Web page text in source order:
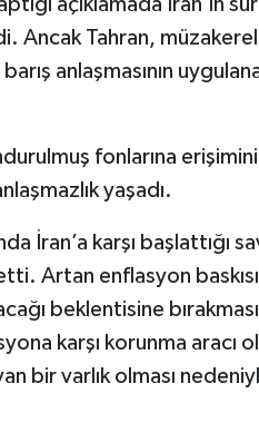
açıklamada İran’ın
Ancak Tahran,
anlaşmasının
fonlarına
yaşadı.
İran’a karşı başlattığı
Artan enflasyon
beklentisine
karşı korunma aracı
bir varlık olması